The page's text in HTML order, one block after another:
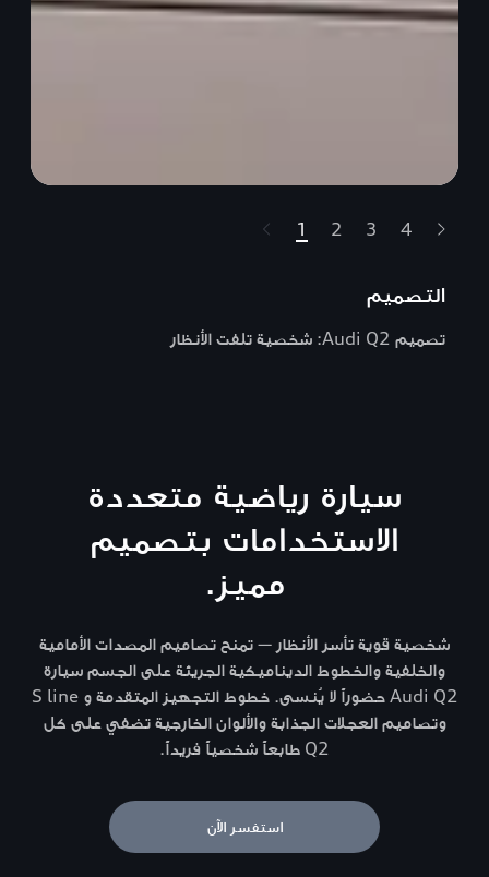
1 2 3 4
التصميم
تصميم Audi Q2: شخصية تلفت الأنظار
سيارة رياضية متعددة
الاستخدامات بتصميم
مميز.
شخصية قوية تأسر الأنظار — تمنح تصاميم المصدات الأمامية
والخلفية والخطوط الديناميكية الجريئة على الجسم سيارة
Audi Q2 حضوراً لا يُنسى. خطوط التجهيز المتقدمة و S line
وتصاميم العجلات الجذابة والألوان الخارجية تضفي على كل
Q2 طابعاً شخصياً فريداً.
استفسر الآن